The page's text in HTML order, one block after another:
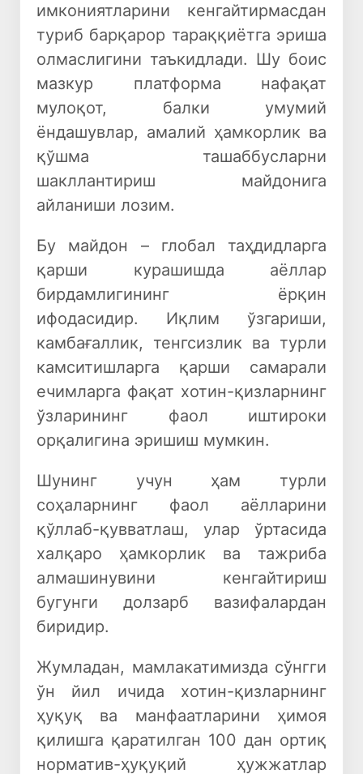
имкониятларини кенгайтирмасдан
туриб барқарор тараққиётга эриша
олмаслигини таъкидлади. Шу боис
мазкур платформа нафақат
мулоқот, балки умумий
ёндашувлар, амалий ҳамкорлик ва
қўшма ташаббусларни
шакллантириш майдонига
айланиши лозим.
Бу майдон – глобал таҳдидларга
қарши курашишда аёллар
бирдамлигининг ёрқин
ифодасидир. Иқлим ўзгариши,
камбағаллик, тенгсизлик ва турли
камситишларга қарши самарали
ечимларга фақат хотин-қизларнинг
ўзларининг фаол иштироки
орқалигина эришиш мумкин.
Шунинг учун ҳам турли
соҳаларнинг фаол аёлларини
қўллаб-қувватлаш, улар ўртасида
халқаро ҳамкорлик ва тажриба
алмашинувини кенгайтириш
бугунги долзарб вазифалардан
биридир.
Жумладан, мамлакатимизда сўнгги
ўн йил ичида хотин-қизларнинг
ҳуқуқ ва манфаатларини ҳимоя
қилишга қаратилган 100 дан ортиқ
норматив-ҳуқуқий ҳужжатлар